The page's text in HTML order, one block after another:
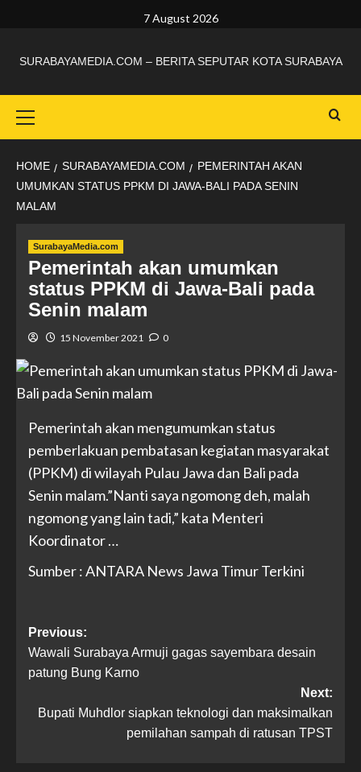
7 August 2026
SURABAYAMEDIA.COM – BERITA SEPUTAR KOTA SURABAYA
HOME SURABAYAMEDIA.COM
PEMERINTAH AKAN
UMUMKAN STATUS PPKM DI JAWA-BALI PADA SENIN
MALAM
SurabayaMedia.com
Pemerintah akan umumkan
status PPKM di Jawa-Bali pada
Senin malam
15 November 2021 0
Pemerintah akan mengumumkan status
pemberlakuan pembatasan kegiatan masyarakat
(PPKM) di wilayah Pulau Jawa dan Bali pada
Senin malam.”Nanti saya ngomong deh, malah
ngomong yang lain tadi,” kata Menteri
Koordinator …
Sumber : ANTARA News Jawa Timur Terkini
Previous:
Wawali Surabaya Armuji gagas sayembara desain
patung Bung Karno
Next:
Bupati Muhdlor siapkan teknologi dan maksimalkan
pemilahan sampah di ratusan TPST